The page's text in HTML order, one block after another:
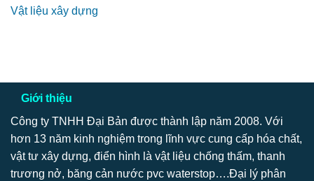
Vật liệu xây dựng
Giới thiệu
Công ty TNHH Đại Bản được thành lập năm 2008. Với
hơn 13 năm kinh nghiệm trong lĩnh vực cung cấp hóa chất,
vật tư xây dựng, điển hình là vật liệu chống thấm, thanh
trương nở, băng cản nước pvc waterstop….Đại lý phân